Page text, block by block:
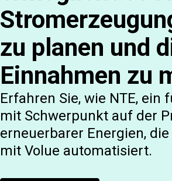
zu planen und
Einnahmen zu
Erfahren Sie, wie NTE,
mit Schwerpunkt auf der
erneuerbarer Energien,
mit Volue automatisiert.